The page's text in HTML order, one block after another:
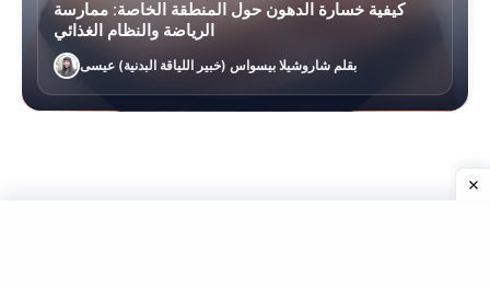
كيفية خسارة الدهون حول المنطقة الخاصة: ممارسة
الرياضة والنظام الغذائي
بقلم شاروشيلا بيسواس (خبير اللياقة البدنية) عيسى